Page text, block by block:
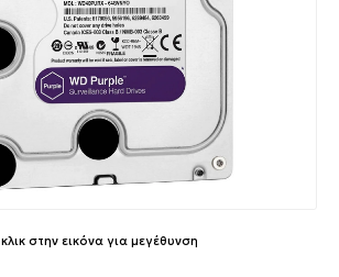
κλικ στην εικόνα για μεγέθυνση